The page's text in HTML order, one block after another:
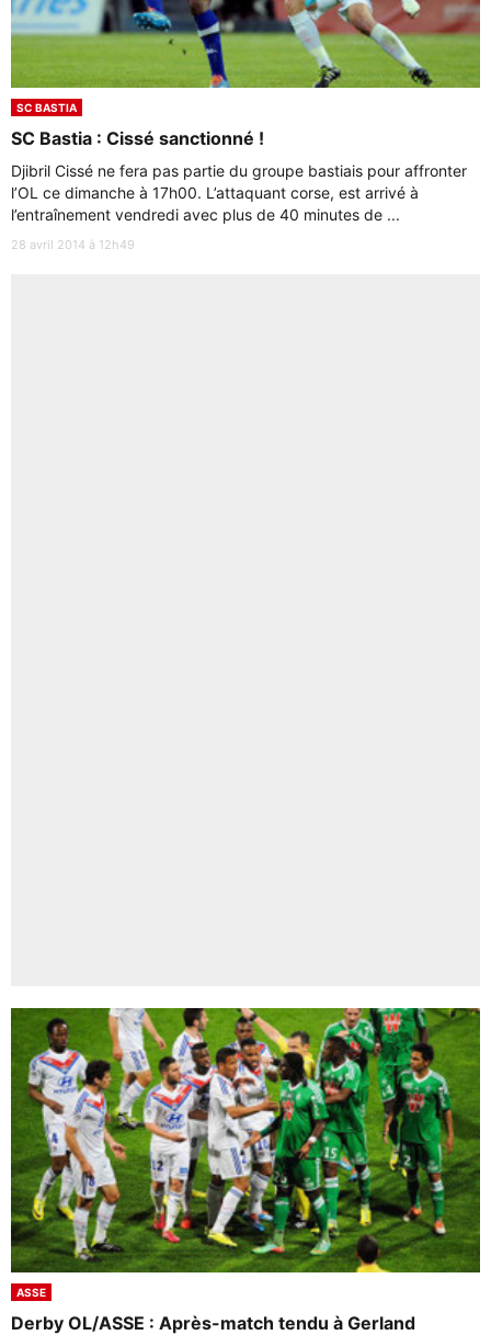
SC BASTIA
SC Bastia : Cissé sanctionné !
Djibril Cissé ne fera pas partie du groupe bastiais pour affronter
l’OL ce dimanche à 17h00. L’attaquant corse, est arrivé à
l’entraînement vendredi avec plus de 40 minutes de ...
28 avril 2014 à 12h49
ASSE
Derby OL/ASSE : Après-match tendu à Gerland